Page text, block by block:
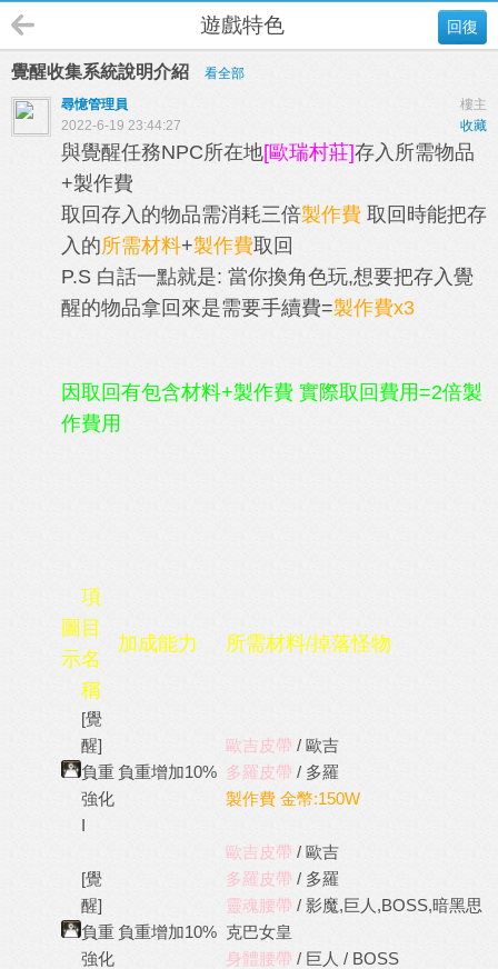
回復
遊戲特色
覺醒收集系統說明介紹
看全部
樓主
尋憶管理員
收藏
2022-6-19 23:44:27
與覺醒任務NPC所在地[歐瑞村莊]存入所需物品
+製作費
取回存入的物品需消耗三倍製作費 取回時能把存
入的所需材料+製作費取回
P.S 白話一點就是: 當你換角色玩,想要把存入覺
醒的物品拿回來是需要手續費=製作費x3
因取回有包含材料+製作費 實際取回費用=2倍製
作費用
圖
示
項
目
名
稱
加成能力 所需材料/掉落怪物
[覺
醒]
負重
強化
I
負重增加10%
歐吉皮帶 / 歐吉
多羅皮帶 / 多羅
製作費 金幣:150W
[覺
醒]
負重
強化
負重增加10%
歐吉皮帶 / 歐吉
多羅皮帶 / 多羅
靈魂腰帶 / 影魔,巨人,BOSS,暗黑思
克巴女皇
身體腰帶 / 巨人 / BOSS